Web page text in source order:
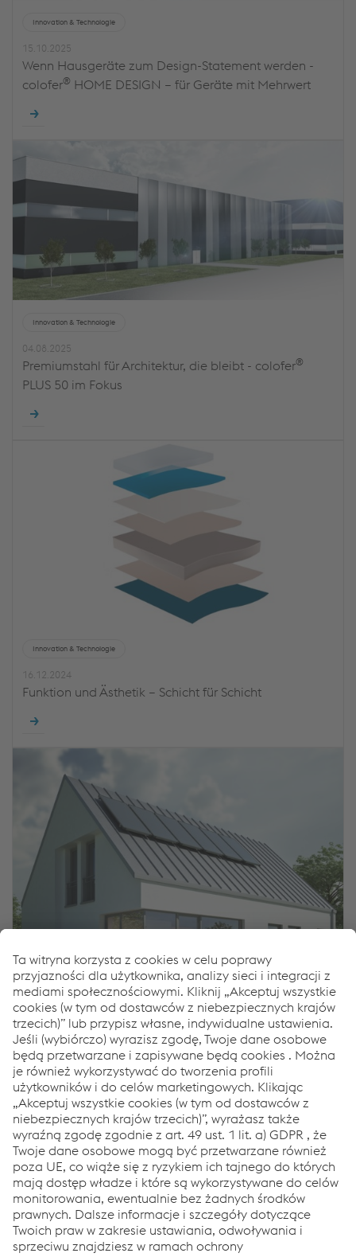
Innovation & Technologie
15.10.2025
Wenn Hausgeräte zum Design-Statement werden -
colofer® HOME DESIGN – für Geräte mit Mehrwert
Innovation & Technologie
04.08.2025
Premiumstahl für Architektur, die bleibt - colofer®
PLUS 50 im Fokus
Innovation & Technologie
16.12.2024
Funktion und Ästhetik – Schicht für Schicht
Innovation & Technologie
03.12.2024
Zukunft Bauen, nachhaltig Bauen – mit colofer®